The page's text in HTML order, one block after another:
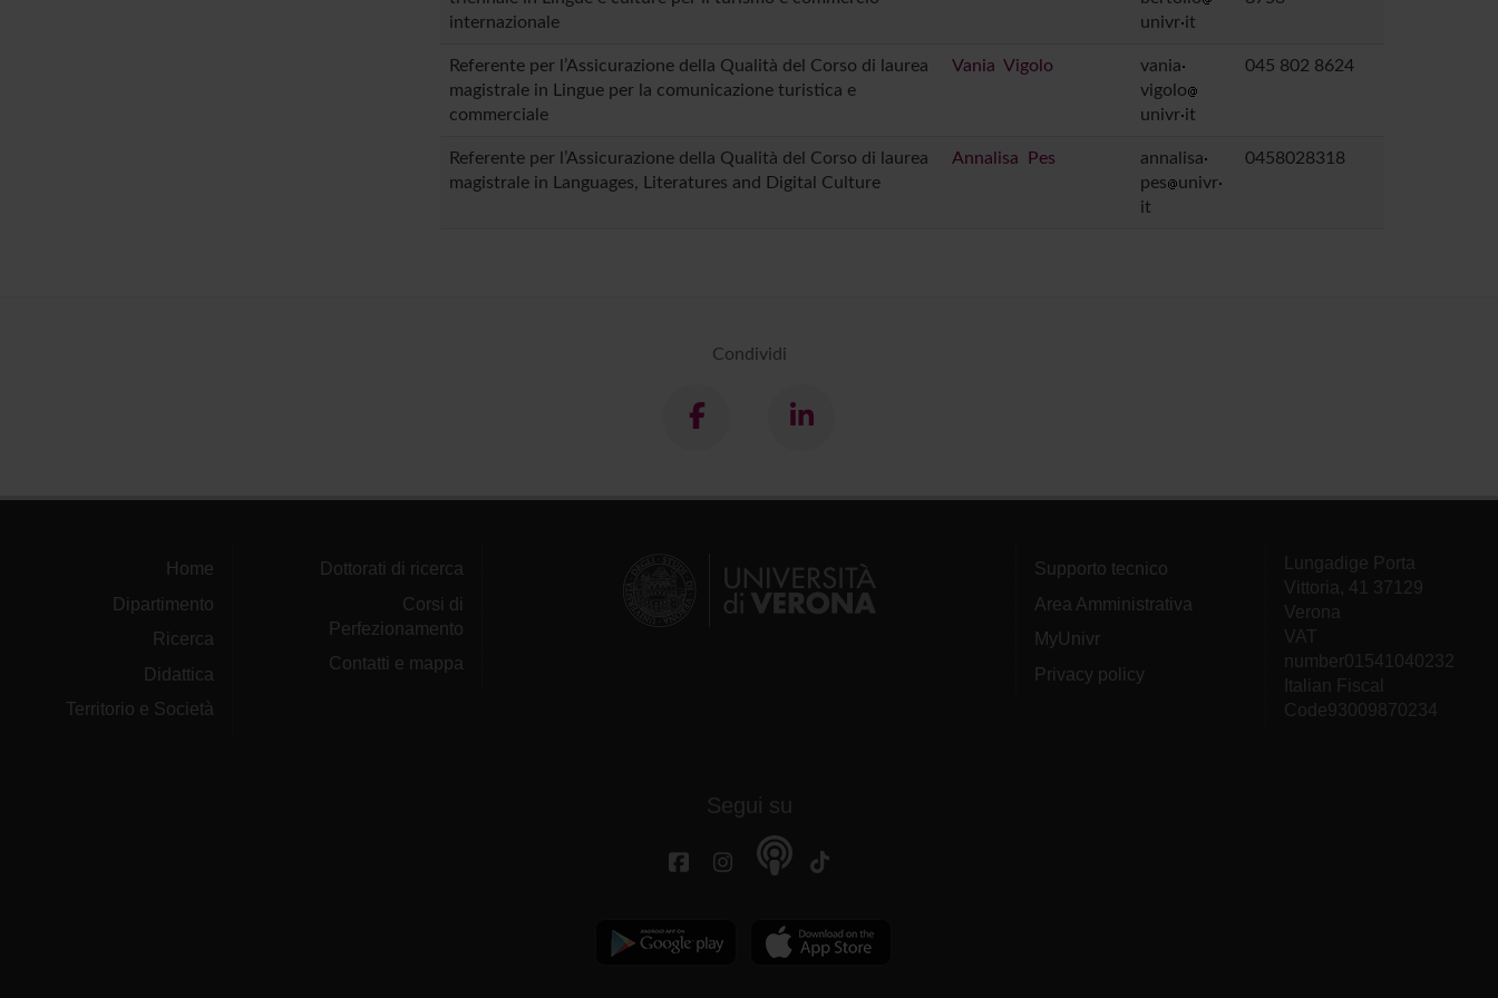
internazionale
univr it
Referente per l’Assicurazione della Qualità del Corso di laurea
magistrale in Lingue per la comunicazione turistica e
commerciale
Vania Vigolo
vania
vigolo
univr it
045 802 8624
Referente per l’Assicurazione della Qualità del Corso di laurea
magistrale in Languages, Literatures and Digital Culture
Annalisa Pes
annalisa
pes
univr
it
0458028318
Condividi
Home
Dipartimento
Ricerca
Didattica
Territorio e Società
Dottorati di ricerca
Corsi di
Perfezionamento
Contatti e mappa
Supporto tecnico
Area Amministrativa
MyUnivr
Privacy policy
Lungadige Porta
Vittoria, 41 37129
Verona
VAT
number01541040232
Italian Fiscal
Code93009870234
Segui su